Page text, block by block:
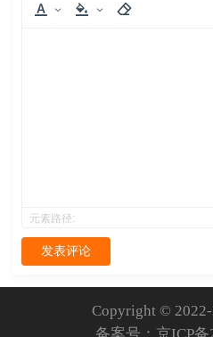
元素路径:
发表评论
Copyright ©